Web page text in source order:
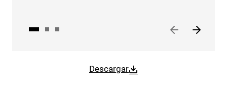
Descargar